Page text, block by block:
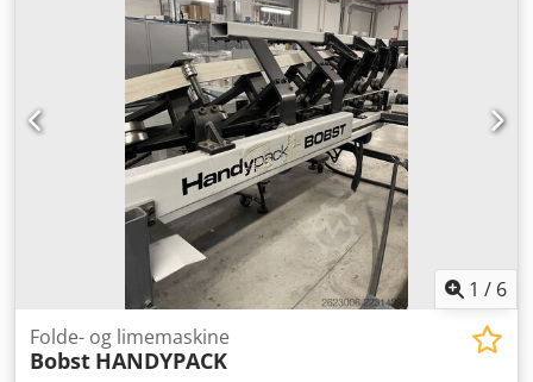
typeskilt / synlige på billeder): Strømforsyning: 230V / 50 Hz
Effekt: 235 W Maks. tryk: op til 160 bar Maks. temperatur:
op til 200°C Model: 6040 Producent: BÜHNEN GmbH
(Tyskland) 📦 Sættet inkluderer: ✔️ BÜHNEN 6040
limaggregat ✔️ 4 komplette opvarmede slanger ✔️ Kabler /
stik som vist på billederne ✔️ Betjenings- og
tilslutningselementer Dsdpey Aagisfx Amueck 🔍 Teknisk
stand: brugtenhed normale brugsspor ingen synlige
mekaniske skader beholderens inderside synlig på
billederne sælges præcis som vist på billederne
1 / 6
Folde- og limemaskine
Bobst HANDYPACK